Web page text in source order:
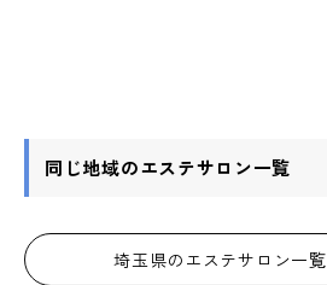
同じ地域のエステサロン一覧
埼玉県のエステサロン一覧